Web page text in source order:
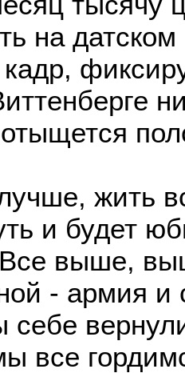
на
жить
и будет
выше,
- армия и
себе
все